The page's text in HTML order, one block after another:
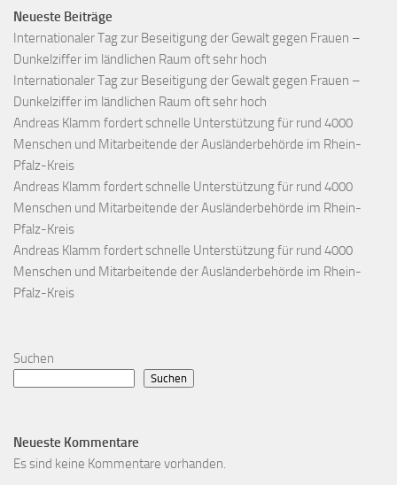
Neueste Beiträge
Internationaler Tag zur Beseitigung der Gewalt gegen Frauen –
Dunkelziffer im ländlichen Raum oft sehr hoch
Internationaler Tag zur Beseitigung der Gewalt gegen Frauen –
Dunkelziffer im ländlichen Raum oft sehr hoch
Andreas Klamm fordert schnelle Unterstützung für rund 4000
Menschen und Mitarbeitende der Ausländerbehörde im Rhein-
Pfalz-Kreis
Andreas Klamm fordert schnelle Unterstützung für rund 4000
Menschen und Mitarbeitende der Ausländerbehörde im Rhein-
Pfalz-Kreis
Andreas Klamm fordert schnelle Unterstützung für rund 4000
Menschen und Mitarbeitende der Ausländerbehörde im Rhein-
Pfalz-Kreis
Suchen
Suchen
Neueste Kommentare
Es sind keine Kommentare vorhanden.